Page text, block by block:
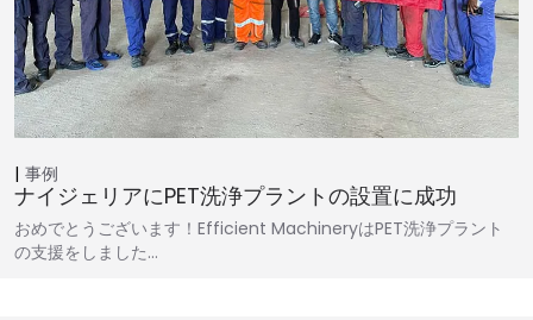
事例
ナイジェリアにPET洗浄プラントの設置に成功
おめでとうございます！Efficient MachineryはPET洗浄プラント
の支援をしました…